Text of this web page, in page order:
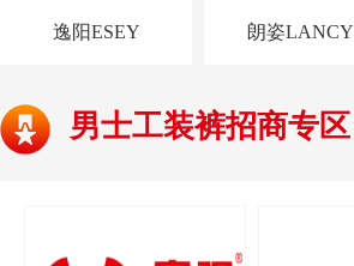
逸阳ESEY 朗姿LANCY
男士工装裤招商专区